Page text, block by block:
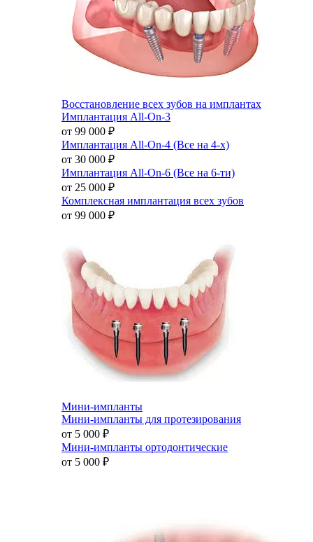
Восстановление всех зубов на имплантах
Имплантация All-On-3
от 99 000 ₽
Имплантация All-On-4 (Все на 4-х)
от 30 000 ₽
Имплантация All-On-6 (Все на 6-ти)
от 25 000 ₽
Комплексная имплантация всех зубов
от 99 000 ₽
Мини-импланты
Мини-импланты для протезирования
от 5 000 ₽
Мини-импланты ортодонтические
от 5 000 ₽